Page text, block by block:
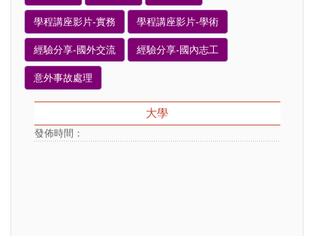
學程講座影片-實務 學程講座影片-學術
經驗分享-國外交流 經驗分享-國內志工
意外事故處理
大學
發佈時間：